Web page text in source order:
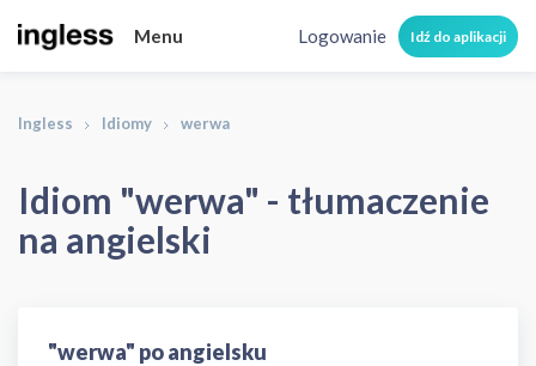
Menu Logowanie Idź do aplikacji
Ingless Idiomy werwa
Idiom "werwa" - tłumaczenie
na angielski
"werwa" po angielsku